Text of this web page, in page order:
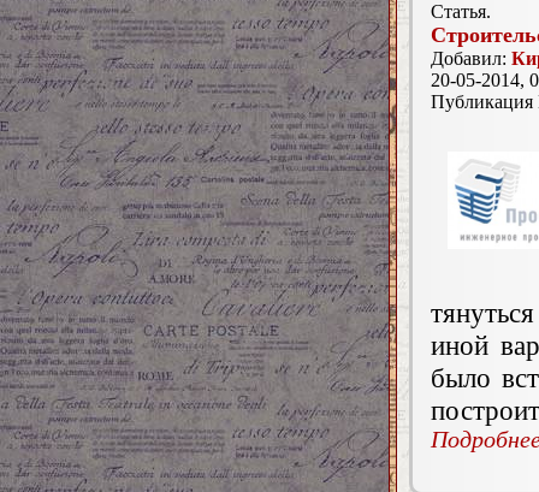
Статья.
Добавил:
20-05-2014,
иной
было